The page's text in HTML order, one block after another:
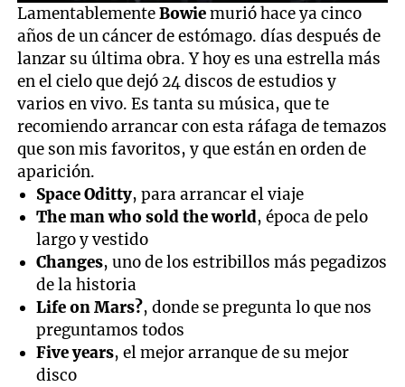
0
seconds
of
6
minutes,
32
seconds
LamentablementeBowiemurió hace ya cinco
años de un cáncer de estómago. días después de
lanzar su última obra. Y hoy es una estrella más
en el cielo que dejó 24 discos de estudios y
varios en vivo. Es tanta su música, que te
recomiendo arrancar con esta ráfaga de temazos
que son mis favoritos, y que están en orden de
aparición.
Space Oditty, para arrancar el viaje
The man who sold the world, época de pelo
largo y vestido
Changes, uno de los estribillos más pegadizos
de la historia
Life on Mars?, donde se pregunta lo que nos
preguntamos todos
Five years, el mejor arranque de su mejor
disco